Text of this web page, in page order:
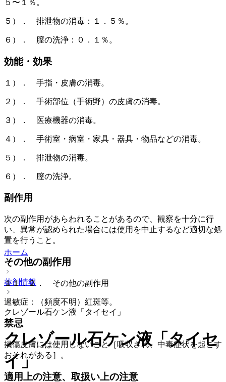
５〜１％。
５）． 排泄物の消毒：１．５％。
６）． 膣の洗浄：０．１％。
効能・効果
１）． 手指・皮膚の消毒。
２）． 手術部位（手術野）の皮膚の消毒。
３）． 医療機器の消毒。
４）． 手術室・病室・家具・器具・物品などの消毒。
５）． 排泄物の消毒。
６）． 膣の洗浄。
副作用
次の副作用があらわれることがあるので、観察を十分に行
い、異常が認められた場合には使用を中止するなど適切な処
置を行うこと。
その他の副作用
１１．２． その他の副作用
過敏症：（頻度不明）紅斑等。
禁忌
損傷皮膚には使用しないこと［吸収され、中毒症状を起こす
おそれがある］。
適用上の注意、取扱い上の注意
ホーム
薬剤情報
クレゾール石ケン液「タイセイ」
クレゾール石ケン液「タイセ
イ」